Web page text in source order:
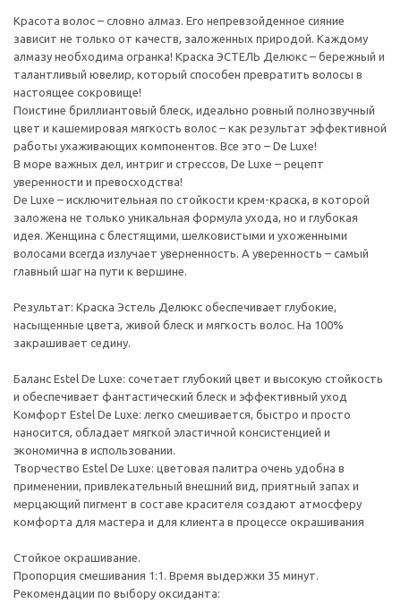
Красота волос – словно алмаз. Его непревзойденное сияние
зависит не только от качеств, заложенных природой. Каждому
алмазу необходима огранка! Краска ЭСТЕЛЬ Делюкс – бережный и
талантливый ювелир, который способен превратить волосы в
настоящее сокровище!
Поистине бриллиантовый блеск, идеально ровный полнозвучный
цвет и кашемировая мягкость волос – как результат эффективной
работы ухаживающих компонентов. Все это – De Luxe!
В море важных дел, интриг и стрессов, De Luxe – рецепт
уверенности и превосходства!
De Luxe – исключительная по стойкости крем-краска, в которой
заложена не только уникальная формула ухода, но и глубокая
идея. Женщина с блестящими, шелковистыми и ухоженными
волосами всегда излучает уверненность. А уверенность – самый
главный шаг на пути к вершине.
Результат: Краска Эстель Делюкс обеспечивает глубокие,
насыщенные цвета, живой блеск и мягкость волос. На 100%
закрашивает седину.
Баланс Estel De Luxe: сочетает глубокий цвет и высокую стойкость
и обеспечивает фантастический блеск и эффективный уход
Комфорт Estel De Luxe: легко смешивается, быстро и просто
наносится, обладает мягкой эластичной консистенцией и
экономична в использовании.
Творчество Estel De Luxe: цветовая палитра очень удобна в
применении, привлекательный внешний вид, приятный запах и
мерцающий пигмент в составе красителя создают атмосферу
комфорта для мастера и для клиента в процессе окрашивания
Стойкое окрашивание.
Пропорция смешивания 1:1. Время выдержки 35 минут.
Рекомендации по выбору оксиданта: